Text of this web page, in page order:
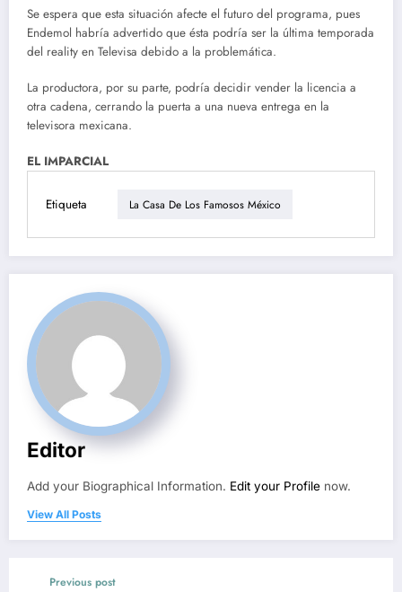
Se espera que esta situación afecte el futuro del programa, pues
Endemol habría advertido que ésta podría ser la última temporada
del reality en Televisa debido a la problemática.
La productora, por su parte, podría decidir vender la licencia a
otra cadena, cerrando la puerta a una nueva entrega en la
televisora mexicana.
EL IMPARCIAL
Etiqueta La Casa De Los Famosos México
Editor
Add your Biographical Information. Edit your Profile now.
View All Posts
Previous post